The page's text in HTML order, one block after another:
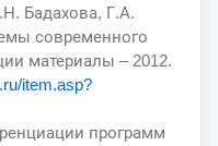
Бадахова, Г.А.
современного
материалы – 2012.
item.asp?
программ